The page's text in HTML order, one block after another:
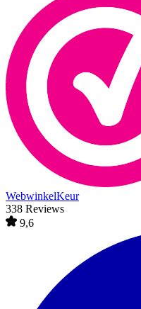
WebwinkelKeur
338 Reviews
9,6